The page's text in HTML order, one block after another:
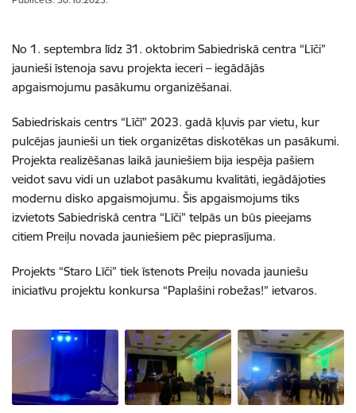
No 1. septembra līdz 31. oktobrim Sabiedriskā centra “Līči”
jaunieši īstenoja savu projekta ieceri – iegādājās
apgaismojumu pasākumu organizēšanai.
Sabiedriskais centrs “Līčī” 2023. gadā kļuvis par vietu, kur
pulcējas jaunieši un tiek organizētas diskotēkas un pasākumi.
Projekta realizēšanas laikā jauniešiem bija iespēja pašiem
veidot savu vidi un uzlabot pasākumu kvalitāti, iegādājoties
modernu disko apgaismojumu. Šis apgaismojums tiks
izvietots Sabiedriskā centra “Līči” telpās un būs pieejams
citiem Preiļu novada jauniešiem pēc pieprasījuma.
Projekts “Staro Līči” tiek īstenots Preiļu novada jauniešu
iniciatīvu projektu konkursa “Paplašini robežas!” ietvaros.